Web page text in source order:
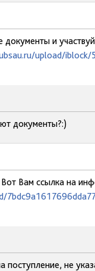
и
upload/iblock/
документы?:)
Вам ссылка на
поступление, не